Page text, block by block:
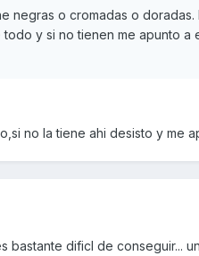
negras o cromadas o doradas.
y si no tienen me apunto a
no la tiene ahi desisto y me
bastante dificl de conseguir...